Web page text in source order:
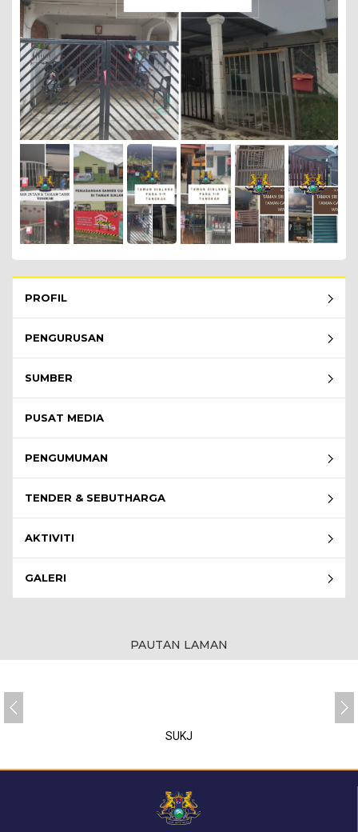
PROFIL
PENGURUSAN
SUMBER
PUSAT MEDIA
PENGUMUMAN
TENDER & SEBUTHARGA
AKTIVITI
GALERI
PAUTAN LAMAN
SUKJ